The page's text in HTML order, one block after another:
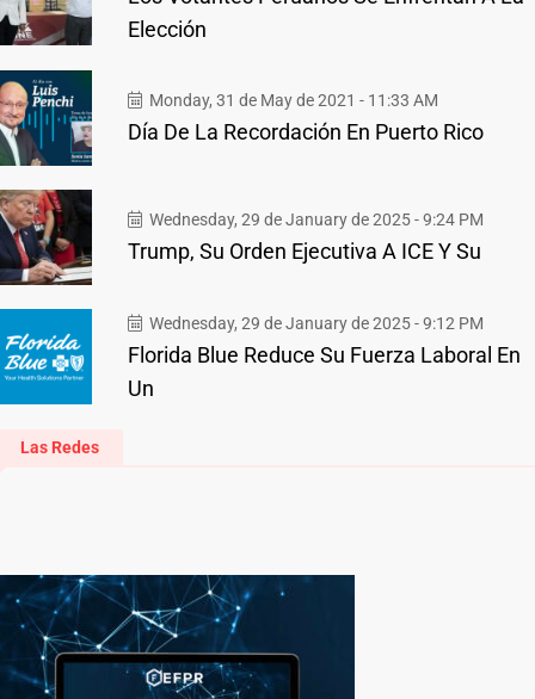
Elección
Monday, 31 de May de 2021 - 11:33 AM
Día De La Recordación En Puerto Rico
Wednesday, 29 de January de 2025 - 9:24 PM
Trump, Su Orden Ejecutiva A ICE Y Su
Wednesday, 29 de January de 2025 - 9:12 PM
Florida Blue Reduce Su Fuerza Laboral En
Un
Las Redes